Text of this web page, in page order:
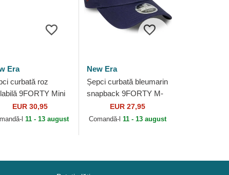
Era
curbată roz
9FORTY Mini
de Los Angeles
MLB de New
EUR 30,95
l 11 - 13 august
New Era
Șepci curbată bleumarin
snapback 9FORTY M-
Crown ajustable de FC
Barcelona LALIGA de
EUR 27,95
Comandă-l11 - 13 august